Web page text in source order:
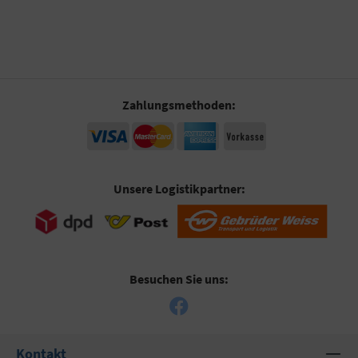
Zahlungsmethoden:
Unsere Logistikpartner:
Besuchen Sie uns:
Kontakt